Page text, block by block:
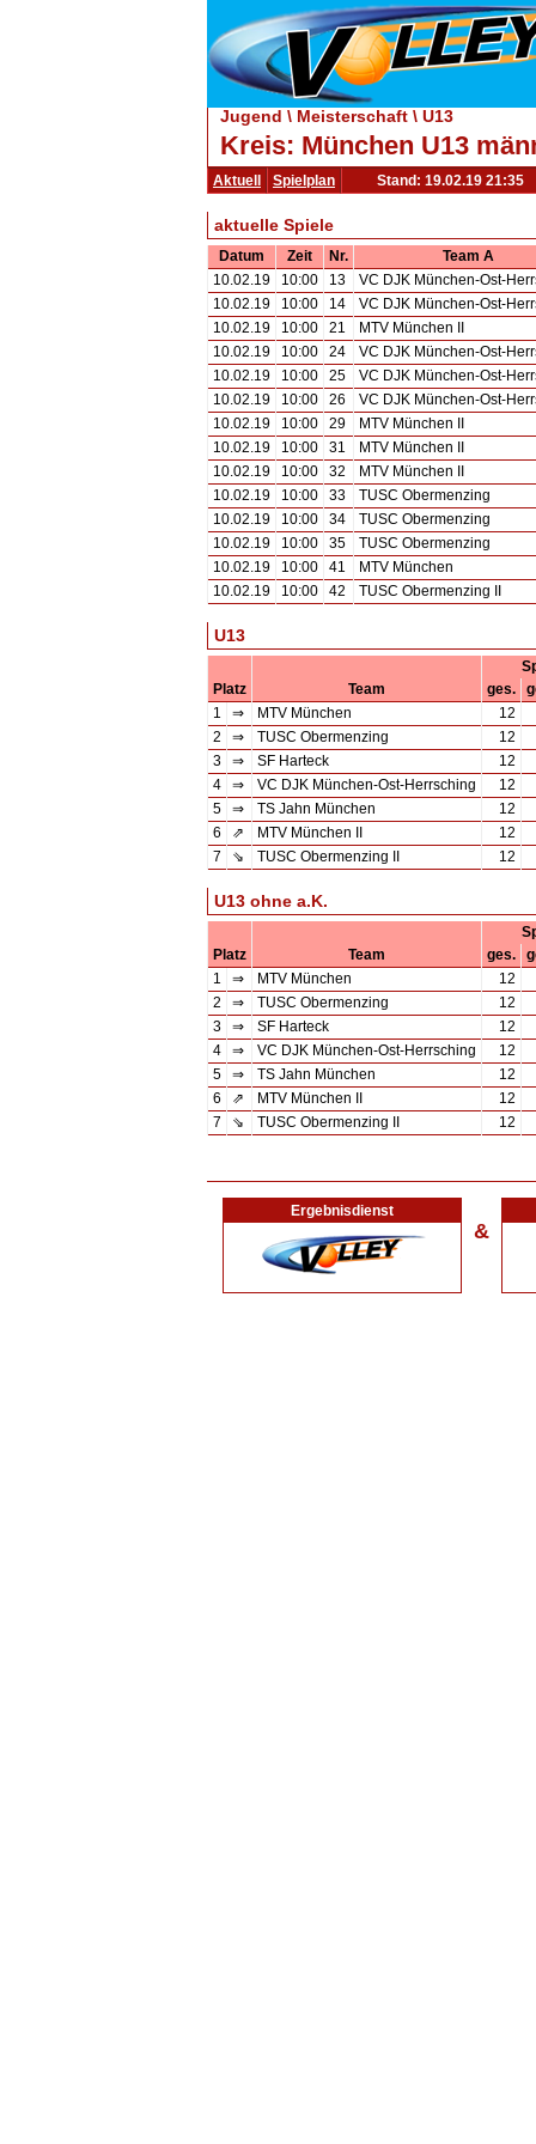
Jugend \ Meisterschaft \ U13
Kreis: München U13
Aktuell Spielplan Stand: 19.02.19 21:35
aktuelle Spiele
Datum Zeit Nr.
Team A
10.02.19
10:00 13
VC DJK München-Ost-
10.02.19
10:00 14
VC DJK München-Ost-
10.02.19
10:00 21
MTV München II
10.02.19
10:00 24
VC DJK München-Ost-
10.02.19
10:00 25
VC DJK München-Ost-
10.02.19
10:00 26
VC DJK München-Ost-
10.02.19
10:00 29
MTV München II
10.02.19
10:00 31
MTV München II
10.02.19
10:00 32
MTV München II
10.02.19
10:00 33
TUSC Obermenzing
10.02.19
10:00 34
TUSC Obermenzing
10.02.19
10:00 35
TUSC Obermenzing
10.02.19
10:00 41
MTV München
10.02.19
10:00 42 TUSC Obermenzing II
U13
Platz
Team ges.
1
⇒ MTV München
12
2
⇒ TUSC Obermenzing
12
3
⇒ SF Harteck
12
4
⇒ VC DJK München-Ost-Herrsching
12
5
⇒ TS Jahn München
12
6
⇗ MTV München II
12
7
⇘ TUSC Obermenzing II 12
U13 ohne a.K.
Platz
Team ges.
1
⇒ MTV München
12
2
⇒ TUSC Obermenzing
12
3
⇒ SF Harteck
12
4
⇒ VC DJK München-Ost-Herrsching
12
5
⇒ TS Jahn München
12
6
⇗ MTV München II
12
7
⇘ TUSC Obermenzing II 12
Ergebnisdienst
&